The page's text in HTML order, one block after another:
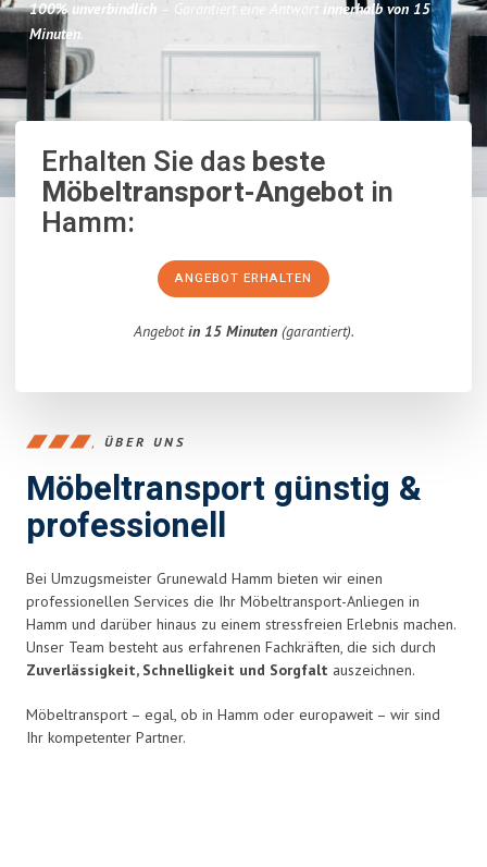
100% unverbindlich – Garantiert eine Antwort innerhalb von 15
Minuten.
Erhalten Sie dasbeste
Möbeltransport-Angebot in
Hamm:
ANGEBOT ERHALTEN
Angebotin 15 Minuten(garantiert).
ÜBER UNS
Möbeltransport günstig &
professionell
Bei Umzugsmeister Grunewald Hamm bieten wir einen
professionellen Services die Ihr Möbeltransport-Anliegen in
Hamm und darüber hinaus zu einem stressfreien Erlebnis machen.
Unser Team besteht aus erfahrenen Fachkräften, die sich durch
Zuverlässigkeit, Schnelligkeit und Sorgfalt auszeichnen.
Möbeltransport – egal, ob in Hamm oder europaweit – wir sind
Ihr kompetenter Partner.